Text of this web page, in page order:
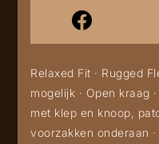
Relaxed Fit · Rugged
mogelijk · Open kraag
met klep en knoop,
voorzakken onderaan